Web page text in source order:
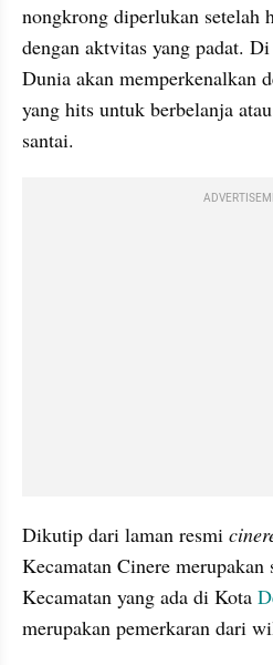
nongkrong diperlukan setelah
dengan aktvitas yang padat.
Dunia akan memperkenalkan
yang hits untuk berbelanja
santai.
Dikutip dari laman resmi
Kecamatan Cinere merupakan
Kecamatan yang ada di Kota
merupakan pemerkaran dari